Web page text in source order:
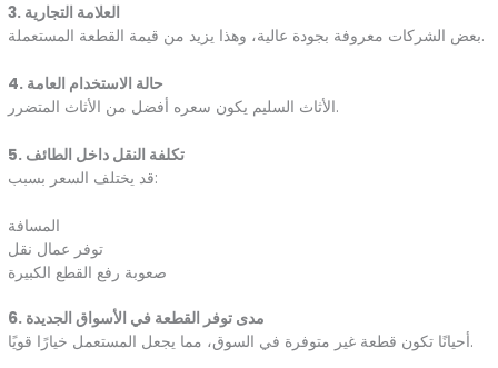
3. العلامة التجارية
بعض الشركات معروفة بجودة عالية، وهذا يزيد من قيمة القطعة المستعملة.
4. حالة الاستخدام العامة
الأثاث السليم يكون سعره أفضل من الأثاث المتضرر.
5. تكلفة النقل داخل الطائف
قد يختلف السعر بسبب:
المسافة
توفر عمال نقل
صعوبة رفع القطع الكبيرة
6. مدى توفر القطعة في الأسواق الجديدة
أحيانًا تكون قطعة غير متوفرة في السوق، مما يجعل المستعمل خيارًا قويًا.